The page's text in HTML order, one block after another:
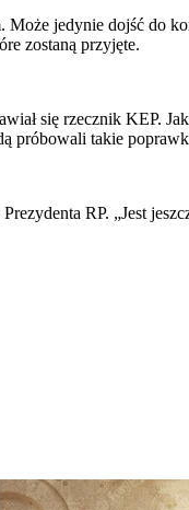
jedynie dojść do
zostaną przyjęte.
się rzecznik KEP.
próbowali takie
RP. „Jest